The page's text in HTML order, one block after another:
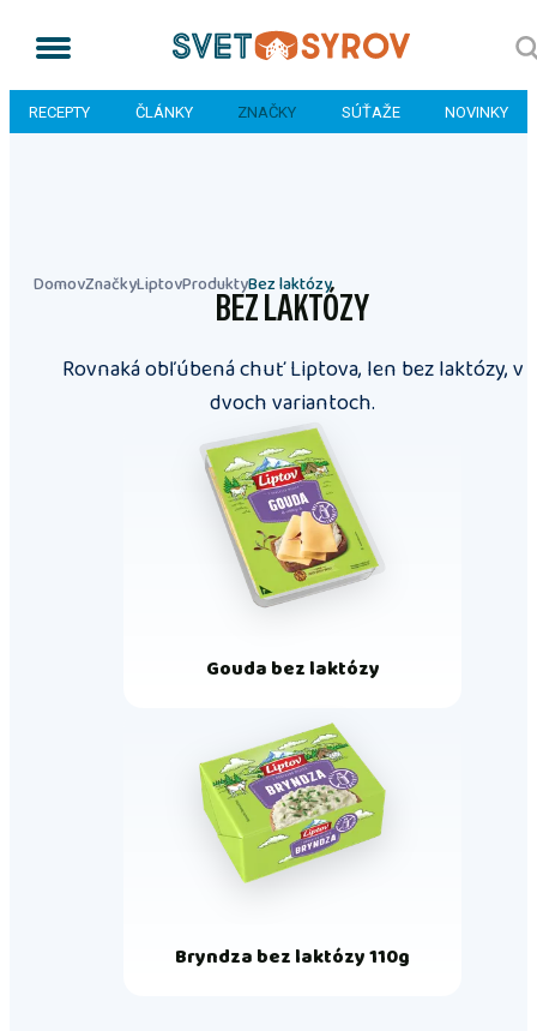
RECEPTY ČLÁNKY ZNAČKY SÚŤAŽE NOVINKY
DomovZnačkyLiptovProduktyBez laktózy
BEZ LAKTÓZY
Rovnaká obľúbená chuť Liptova, len bez laktózy, v
dvoch variantoch.
Gouda bez laktózy
Bryndza bez laktózy 110g